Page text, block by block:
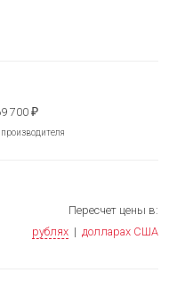
700 ₽
производителя
Пересчет цены в:
рублях | долларах США